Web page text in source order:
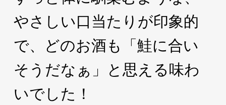
やさしい口当たりが印象的
で、どのお酒も「鮭に合い
そうだなぁ」と思える味わ
いでした！